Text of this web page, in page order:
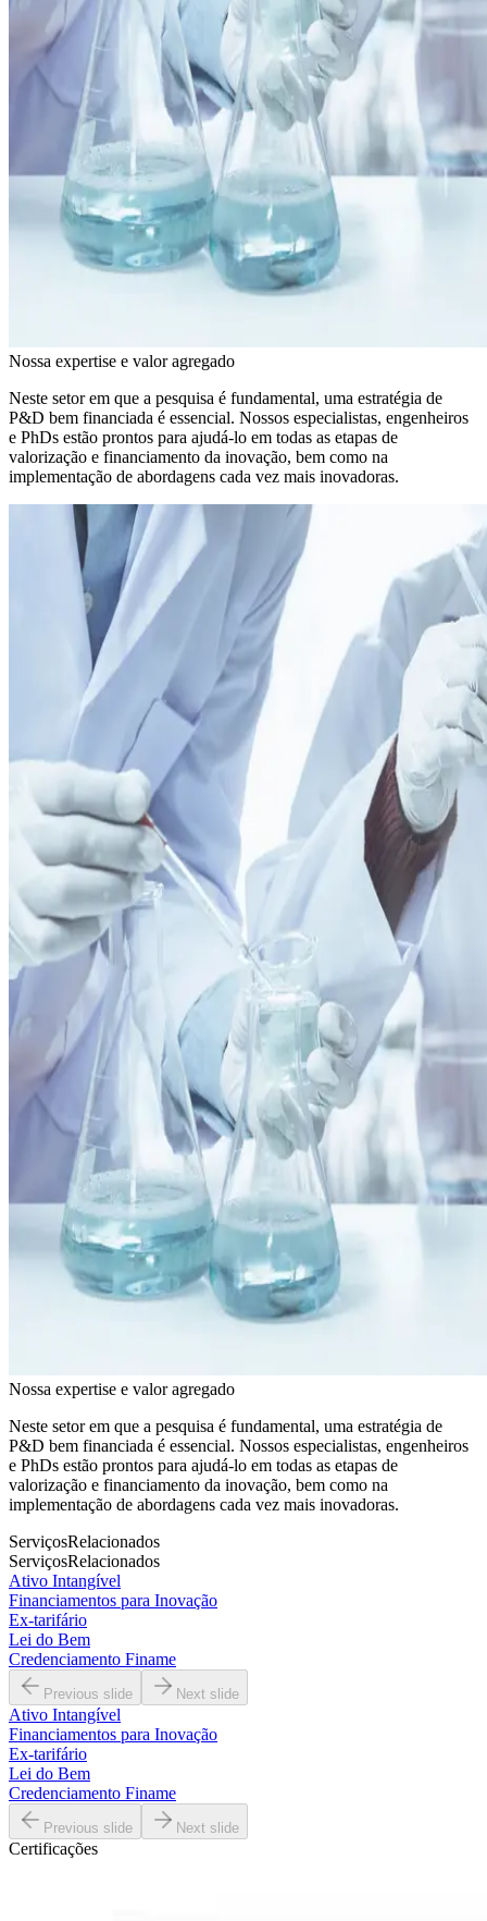
Nossa expertise e valor agregado
Neste setor em que a pesquisa é fundamental, uma estratégia de
P&D bem financiada é essencial. Nossos especialistas, engenheiros
e PhDs estão prontos para ajudá-lo em todas as etapas de
valorização e financiamento da inovação, bem como na
implementação de abordagens cada vez mais inovadoras.
Nossa expertise e valor agregado
Neste setor em que a pesquisa é fundamental, uma estratégia de
P&D bem financiada é essencial. Nossos especialistas, engenheiros
e PhDs estão prontos para ajudá-lo em todas as etapas de
valorização e financiamento da inovação, bem como na
implementação de abordagens cada vez mais inovadoras.
ServiçosRelacionados
ServiçosRelacionados
Ativo Intangível
Financiamentos para Inovação
Ex-tarifário
Lei do Bem
Credenciamento Finame
Previous slide Next slide
Ativo Intangível
Financiamentos para Inovação
Ex-tarifário
Lei do Bem
Credenciamento Finame
Previous slide Next slide
Certificações